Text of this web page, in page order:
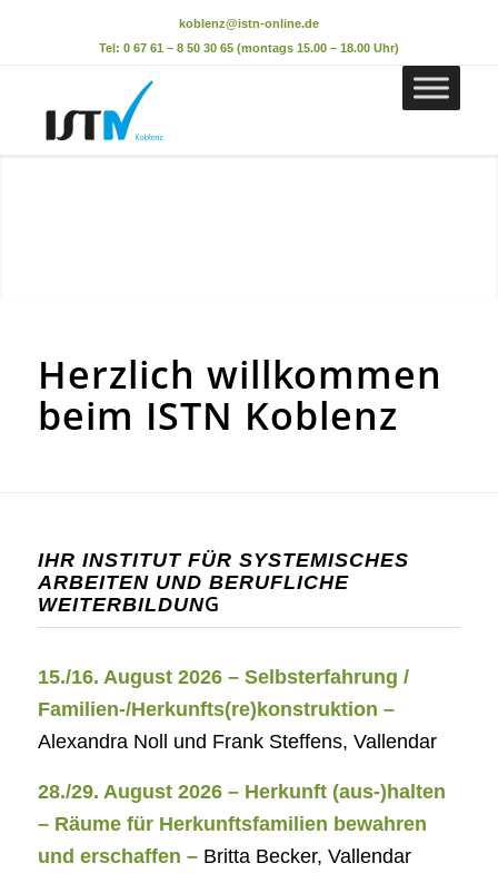
koblenz@istn-online.de
Tel: 0 67 61 – 8 50 30 65 (montags 15.00 – 18.00 Uhr)
Herzlich willkommen
beim ISTN Koblenz
IHR INSTITUT FÜR SYSTEMISCHES
ARBEITEN UND BERUFLICHE
WEITERBILDUNG
15./16. August 2026 – Selbsterfahrung /
Familien-/Herkunfts(re)konstruktion –
Alexandra Noll und Frank Steffens, Vallendar
28./29. August 2026 – Herkunft (aus-)halten
– Räume für Herkunftsfamilien bewahren
und erschaffen – Britta Becker, Vallendar